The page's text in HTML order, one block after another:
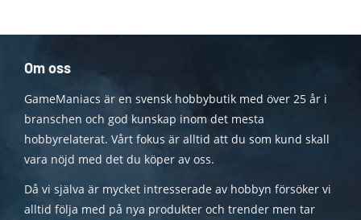
Om oss
GameManiacs är en svensk hobbybutik med över 25 år i
branschen och god kunskap inom det mesta
hobbyrelaterat. Vårt fokus är alltid att du som kund skall
vara nöjd med det du köper av oss.
Då vi själva är mycket intresserade av hobbyn försöker vi
alltid följa med på nya produkter och trender men tar